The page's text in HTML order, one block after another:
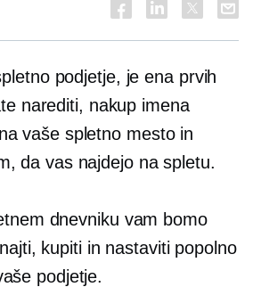
podjetje, je ena prvih
narediti, nakup imena
vaše spletno mesto in
da vas najdejo na spletu.
dnevniku vam bomo
kupiti in nastaviti popolno
podjetje.